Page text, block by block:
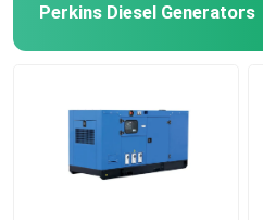
Aanhangwagen Diesel
Perkins Diesel Generators